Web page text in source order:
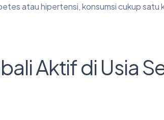
atau hipertensi, konsumsi cukup satu
Aktif di Usia